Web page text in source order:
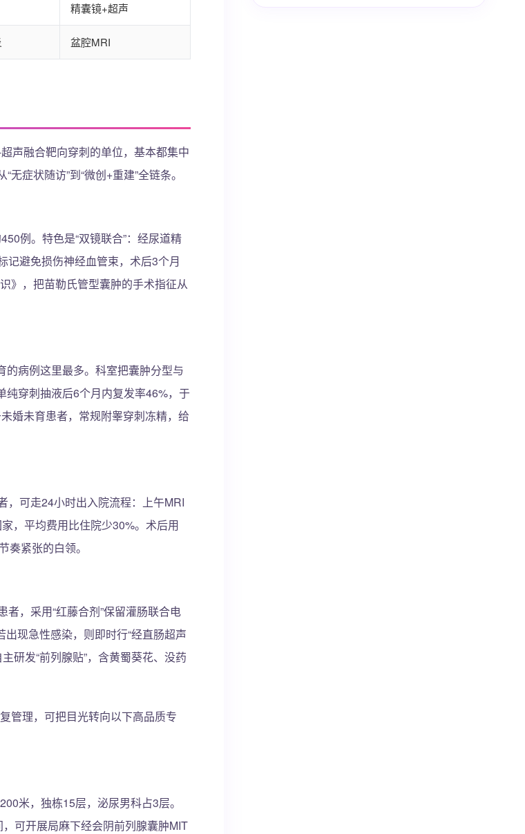
精囊镜+超声
盆腔MRI
声融合靶向穿刺的单位，基本都集中
症状随访”到“微创+重建”全链条。
例。特色是“双镜联合”：经尿道精
记避免损伤神经血管束，术后3个月
》，把苗勒氏管型囊肿的手术指征从
的病例这里最多。科室把囊肿分型与
纯穿刺抽液后6个月内复发率46%，于
婚未育患者，常规附睾穿刺冻精，给
，可走24小时出入院流程：上午MRI
，平均费用比住院少30%。术后用
紧张的白领。
，采用“红藤合剂”保留灌肠联合电
现急性感染，则即时行“经直肠超声
研发“前列腺贴”，含黄蜀葵花、没药
管理，可把目光转向以下高品质专
米，独栋15层，泌尿男科占3层。
可开展局麻下经会阴前列腺囊肿MIT